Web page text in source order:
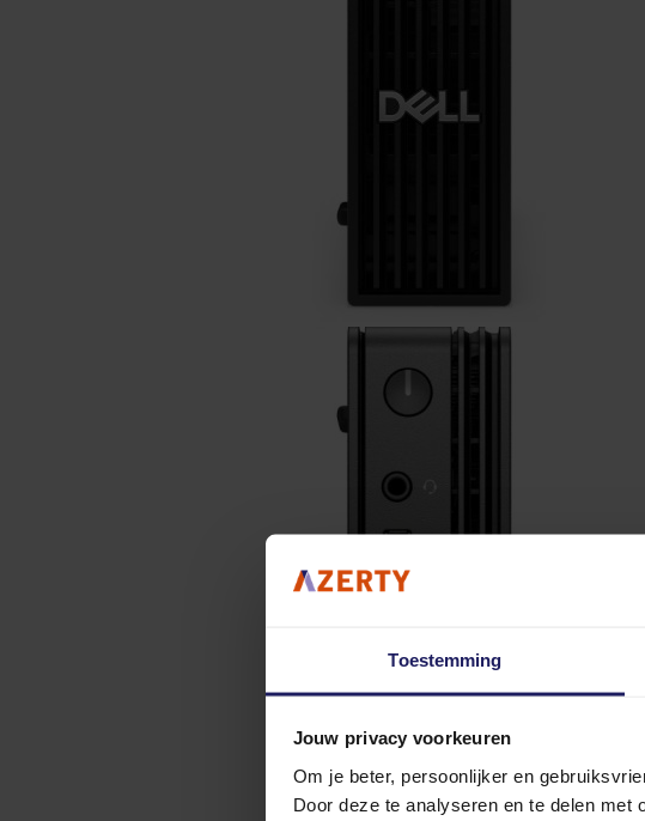
Toestemming
Jouw privacy voorkeuren
Om je beter, persoonlijker en
Door deze te analyseren en te delen met